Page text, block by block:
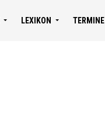
LEXIKON TERMINE